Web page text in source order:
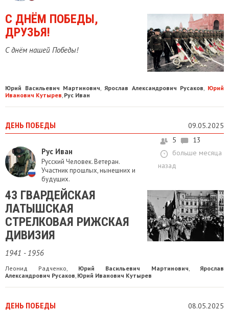
С ДНЁМ ПОБЕДЫ,
ДРУЗЬЯ!
С днём нашей Победы!
Юрий Васильевич Мартинович,Ярослав Александрович Русаков, Юрий
Иванович Кутырев, Рус Иван
ДЕНЬ ПОБЕДЫ 09.05.2025
Рус Иван
Русский Человек. Ветеран.
Участник прошлых, нынешних и
будущих.
5
13
больше месяца
назад
​43 ГВАРДЕЙСКАЯ
ЛАТЫШСКАЯ
СТРЕЛКОВАЯ РИЖСКАЯ
ДИВИЗИЯ
1941 - 1956
Леонид Радченко, Юрий Васильевич Мартинович,Ярослав
Александрович Русаков, Юрий Иванович Кутырев
ДЕНЬ ПОБЕДЫ 08.05.2025